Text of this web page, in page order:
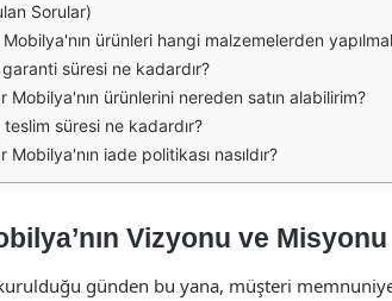
Sorular)
ürünleri hangi malzemelerden
süresi ne kadardır?
Mobilya'nın ürünlerini nereden satın alabilirim?
süresi ne kadardır?
iade politikası nasıldır?
Vizyonu ve Misyonu
günden bu yana, müşteri